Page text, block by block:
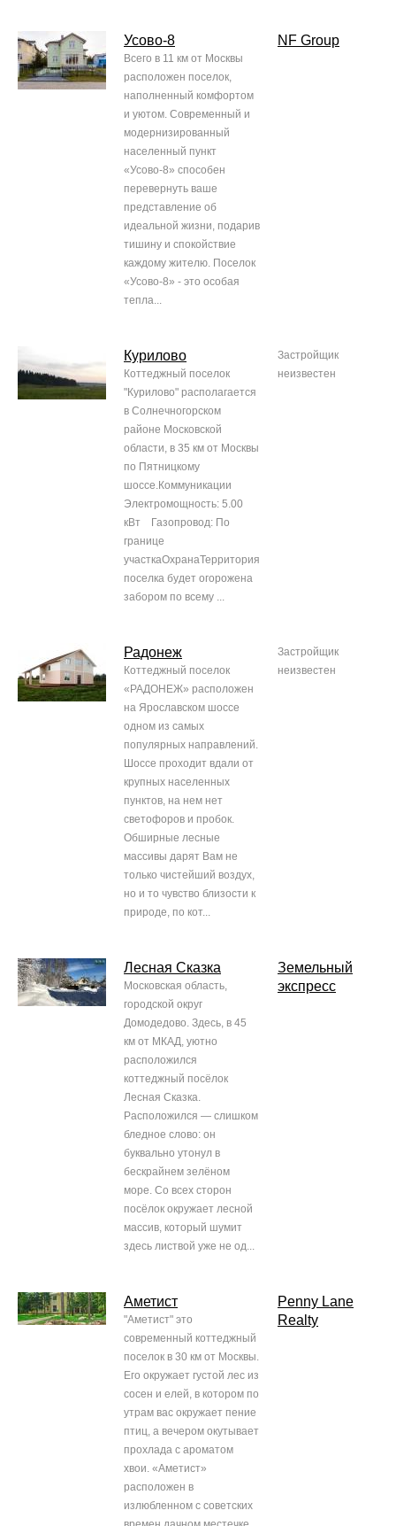
Усово-8
Всего в 11 км от Москвы
расположен поселок,
наполненный комфортом
и уютом. Современный и
модернизированный
населенный пункт
«Усово-8» способен
перевернуть ваше
представление об
идеальной жизни, подарив
тишину и спокойствие
каждому жителю. Поселок
«Усово-8» - это особая
тепла...
NF Group
Курилово
Коттеджный поселок
"Курилово" располагается
в Солнечногорском
районе Московской
области, в 35 км от Москвы
по Пятницкому
шоссе.Коммуникации
Электромощность: 5.00
кВт Газопровод: По
границе
участкаОхранаТерритория
поселка будет огорожена
забором по всему ...
Застройщик
неизвестен
Радонеж
Коттеджный поселок
«РАДОНЕЖ» расположен
на Ярославском шоссе
одном из самых
популярных направлений.
Шоссе проходит вдали от
крупных населенных
пунктов, на нем нет
светофоров и пробок.
Обширные лесные
массивы дарят Вам не
только чистейший воздух,
но и то чувство близости к
природе, по кот...
Застройщик
неизвестен
Лесная Сказка
Московская область,
городской округ
Домодедово. Здесь, в 45
км от МКАД, уютно
расположился
коттеджный посёлок
Лесная Сказка.
Расположился — слишком
бледное слово: он
буквально утонул в
бескрайнем зелёном
море. Со всех сторон
посёлок окружает лесной
массив, который шумит
здесь листвой уже не од...
Земельный
экспресс
Аметист
"Аметист" это
современный коттеджный
поселок в 30 км от Москвы.
Его окружает густой лес из
сосен и елей, в котором по
утрам вас окружает пение
птиц, а вечером окутывает
прохлада с ароматом
хвои. «Аметист»
расположен в
излюбленном с советских
Penny Lane
Realty